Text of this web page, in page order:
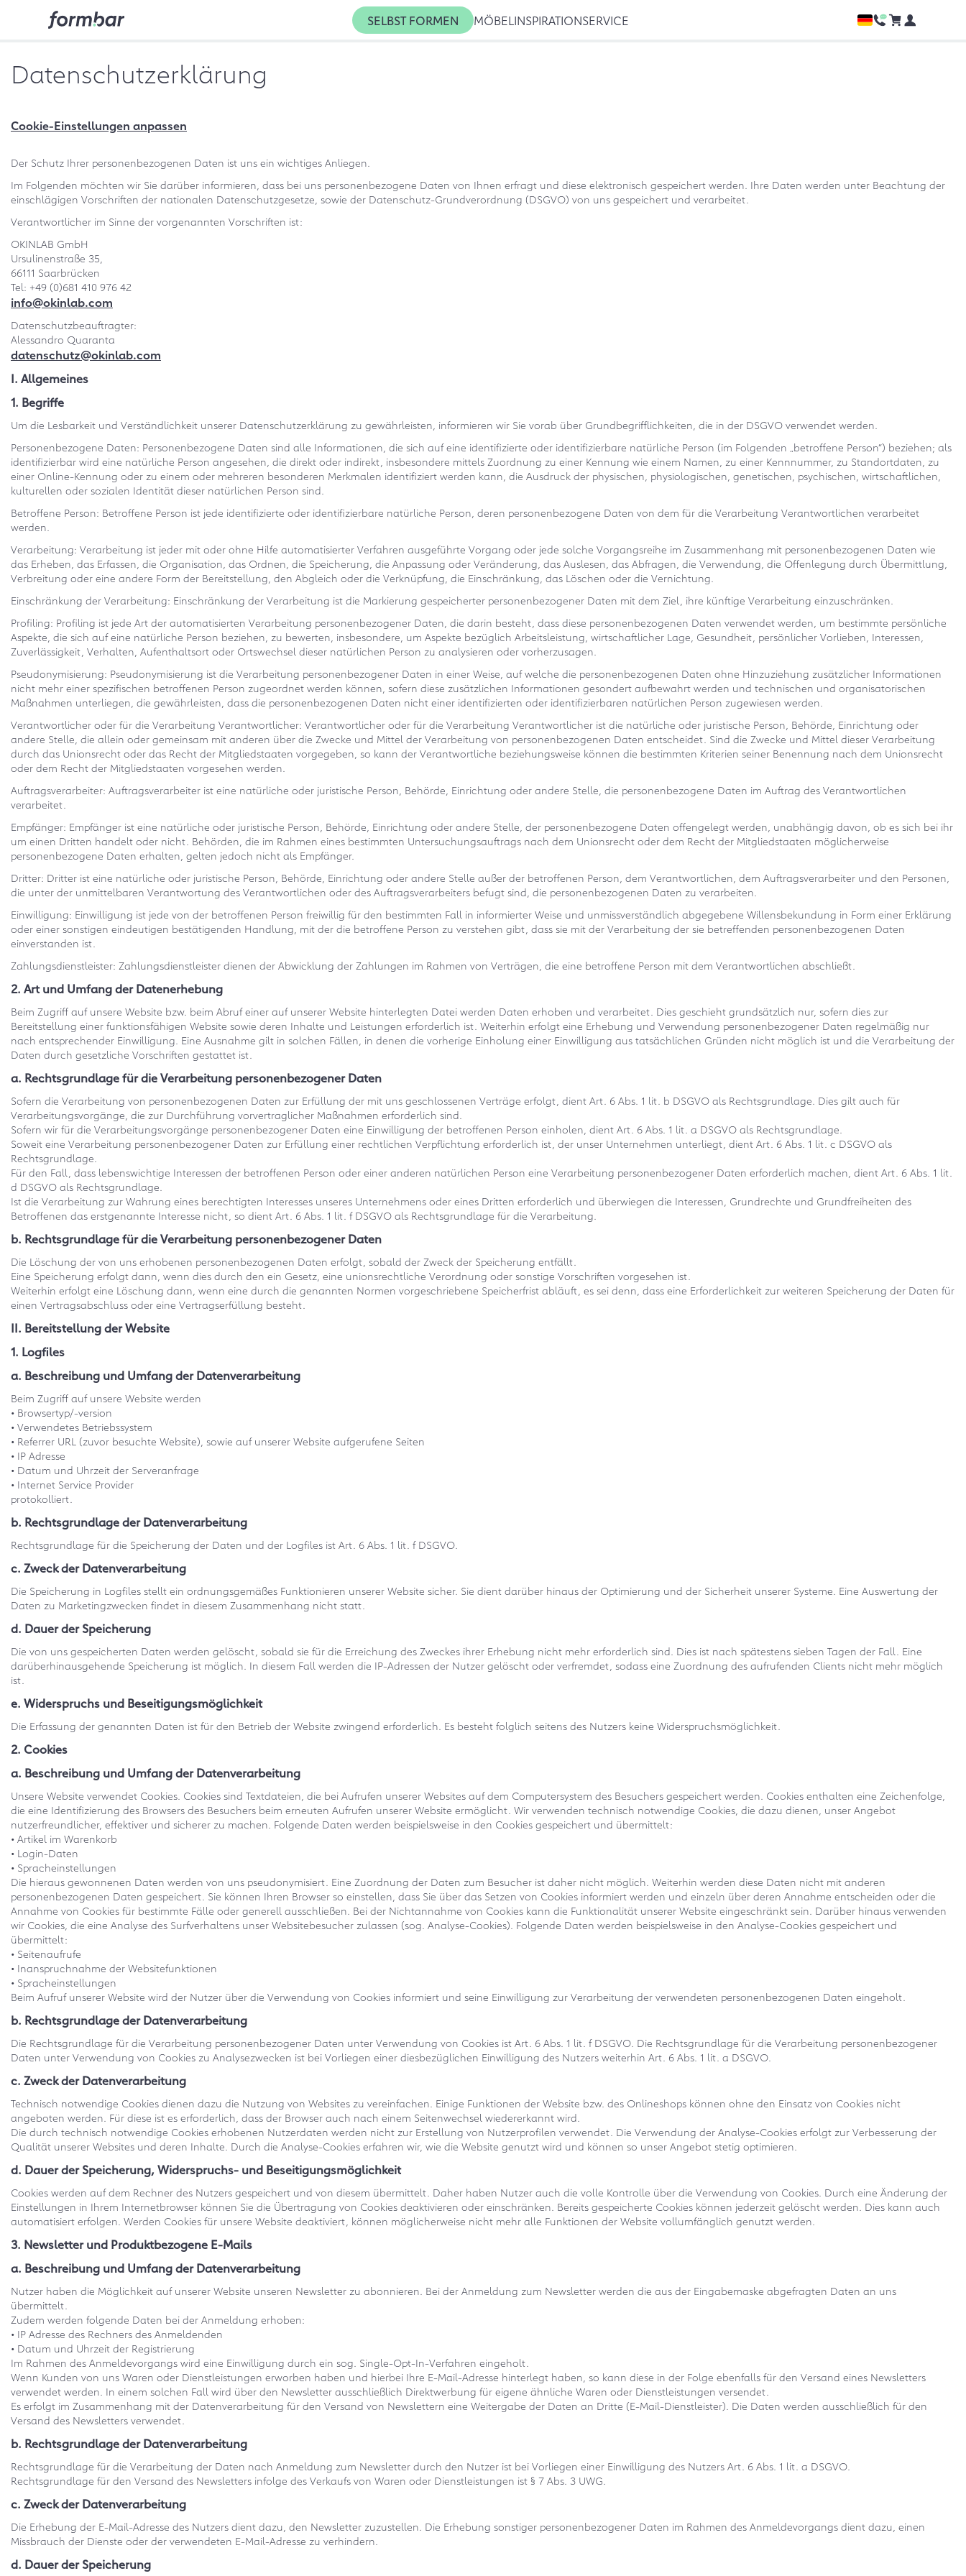
SELBST FORMEN MÖBEL INSPIRATIONSERVICE
Datenschutzerklärung
Cookie-Einstellungen anpassen
Der Schutz Ihrer personenbezogenen Daten ist uns ein wichtiges Anliegen.
Im Folgenden möchten wir Sie darüber informieren, dass bei uns personenbezogene Daten von Ihnen erfragt und diese elektronisch gespeichert werden. Ihre Daten werden unter Beachtung der
einschlägigen Vorschriften der nationalen Datenschutzgesetze, sowie der Datenschutz-Grundverordnung (DSGVO) von uns gespeichert und verarbeitet.
Verantwortlicher im Sinne der vorgenannten Vorschriften ist:
OKINLAB GmbH
Ursulinenstraße 35,
66111 Saarbrücken
Tel: +49 (0)681 410 976 42
info@okinlab.com
Datenschutzbeauftragter:
Alessandro Quaranta
datenschutz@okinlab.com
I. Allgemeines
1. Begriffe
Um die Lesbarkeit und Verständlichkeit unserer Datenschutzerklärung zu gewährleisten, informieren wir Sie vorab über Grundbegrifflichkeiten, die in der DSGVO verwendet werden.
Personenbezogene Daten: Personenbezogene Daten sind alle Informationen, die sich auf eine identifizierte oder identifizierbare natürliche Person (im Folgenden „betroffene Person“) beziehen; als
identifizierbar wird eine natürliche Person angesehen, die direkt oder indirekt, insbesondere mittels Zuordnung zu einer Kennung wie einem Namen, zu einer Kennnummer, zu Standortdaten, zu
einer Online-Kennung oder zu einem oder mehreren besonderen Merkmalen identifiziert werden kann, die Ausdruck der physischen, physiologischen, genetischen, psychischen, wirtschaftlichen,
kulturellen oder sozialen Identität dieser natürlichen Person sind.
Betroffene Person: Betroffene Person ist jede identifizierte oder identifizierbare natürliche Person, deren personenbezogene Daten von dem für die Verarbeitung Verantwortlichen verarbeitet
werden.
Verarbeitung: Verarbeitung ist jeder mit oder ohne Hilfe automatisierter Verfahren ausgeführte Vorgang oder jede solche Vorgangsreihe im Zusammenhang mit personenbezogenen Daten wie
das Erheben, das Erfassen, die Organisation, das Ordnen, die Speicherung, die Anpassung oder Veränderung, das Auslesen, das Abfragen, die Verwendung, die Offenlegung durch Übermittlung,
Verbreitung oder eine andere Form der Bereitstellung, den Abgleich oder die Verknüpfung, die Einschränkung, das Löschen oder die Vernichtung.
Einschränkung der Verarbeitung: Einschränkung der Verarbeitung ist die Markierung gespeicherter personenbezogener Daten mit dem Ziel, ihre künftige Verarbeitung einzuschränken.
Profiling: Profiling ist jede Art der automatisierten Verarbeitung personenbezogener Daten, die darin besteht, dass diese personenbezogenen Daten verwendet werden, um bestimmte persönliche
Aspekte, die sich auf eine natürliche Person beziehen, zu bewerten, insbesondere, um Aspekte bezüglich Arbeitsleistung, wirtschaftlicher Lage, Gesundheit, persönlicher Vorlieben, Interessen,
Zuverlässigkeit, Verhalten, Aufenthaltsort oder Ortswechsel dieser natürlichen Person zu analysieren oder vorherzusagen.
Pseudonymisierung: Pseudonymisierung ist die Verarbeitung personenbezogener Daten in einer Weise, auf welche die personenbezogenen Daten ohne Hinzuziehung zusätzlicher Informationen
nicht mehr einer spezifischen betroffenen Person zugeordnet werden können, sofern diese zusätzlichen Informationen gesondert aufbewahrt werden und technischen und organisatorischen
Maßnahmen unterliegen, die gewährleisten, dass die personenbezogenen Daten nicht einer identifizierten oder identifizierbaren natürlichen Person zugewiesen werden.
Verantwortlicher oder für die Verarbeitung Verantwortlicher: Verantwortlicher oder für die Verarbeitung Verantwortlicher ist die natürliche oder juristische Person, Behörde, Einrichtung oder
andere Stelle, die allein oder gemeinsam mit anderen über die Zwecke und Mittel der Verarbeitung von personenbezogenen Daten entscheidet. Sind die Zwecke und Mittel dieser Verarbeitung
durch das Unionsrecht oder das Recht der Mitgliedstaaten vorgegeben, so kann der Verantwortliche beziehungsweise können die bestimmten Kriterien seiner Benennung nach dem Unionsrecht
oder dem Recht der Mitgliedstaaten vorgesehen werden.
Auftragsverarbeiter: Auftragsverarbeiter ist eine natürliche oder juristische Person, Behörde, Einrichtung oder andere Stelle, die personenbezogene Daten im Auftrag des Verantwortlichen
verarbeitet.
Empfänger: Empfänger ist eine natürliche oder juristische Person, Behörde, Einrichtung oder andere Stelle, der personenbezogene Daten offengelegt werden, unabhängig davon, ob es sich bei ihr
um einen Dritten handelt oder nicht. Behörden, die im Rahmen eines bestimmten Untersuchungsauftrags nach dem Unionsrecht oder dem Recht der Mitgliedstaaten möglicherweise
personenbezogene Daten erhalten, gelten jedoch nicht als Empfänger.
Dritter: Dritter ist eine natürliche oder juristische Person, Behörde, Einrichtung oder andere Stelle außer der betroffenen Person, dem Verantwortlichen, dem Auftragsverarbeiter und den Personen,
die unter der unmittelbaren Verantwortung des Verantwortlichen oder des Auftragsverarbeiters befugt sind, die personenbezogenen Daten zu verarbeiten.
Einwilligung: Einwilligung ist jede von der betroffenen Person freiwillig für den bestimmten Fall in informierter Weise und unmissverständlich abgegebene Willensbekundung in Form einer Erklärung
oder einer sonstigen eindeutigen bestätigenden Handlung, mit der die betroffene Person zu verstehen gibt, dass sie mit der Verarbeitung der sie betreffenden personenbezogenen Daten
einverstanden ist.
Zahlungsdienstleister: Zahlungsdienstleister dienen der Abwicklung der Zahlungen im Rahmen von Verträgen, die eine betroffene Person mit dem Verantwortlichen abschließt.
2. Art und Umfang der Datenerhebung
Beim Zugriff auf unsere Website bzw. beim Abruf einer auf unserer Website hinterlegten Datei werden Daten erhoben und verarbeitet. Dies geschieht grundsätzlich nur, sofern dies zur
Bereitstellung einer funktionsfähigen Website sowie deren Inhalte und Leistungen erforderlich ist. Weiterhin erfolgt eine Erhebung und Verwendung personenbezogener Daten regelmäßig nur
nach entsprechender Einwilligung. Eine Ausnahme gilt in solchen Fällen, in denen die vorherige Einholung einer Einwilligung aus tatsächlichen Gründen nicht möglich ist und die Verarbeitung der
Daten durch gesetzliche Vorschriften gestattet ist.
a. Rechtsgrundlage für die Verarbeitung personenbezogener Daten
Sofern die Verarbeitung von personenbezogenen Daten zur Erfüllung der mit uns geschlossenen Verträge erfolgt, dient Art. 6 Abs. 1 lit. b DSGVO als Rechtsgrundlage. Dies gilt auch für
Verarbeitungsvorgänge, die zur Durchführung vorvertraglicher Maßnahmen erforderlich sind.
Sofern wir für die Verarbeitungsvorgänge personenbezogener Daten eine Einwilligung der betroffenen Person einholen, dient Art. 6 Abs. 1 lit. a DSGVO als Rechtsgrundlage.
Soweit eine Verarbeitung personenbezogener Daten zur Erfüllung einer rechtlichen Verpflichtung erforderlich ist, der unser Unternehmen unterliegt, dient Art. 6 Abs. 1 lit. c DSGVO als
Rechtsgrundlage.
Für den Fall, dass lebenswichtige Interessen der betroffenen Person oder einer anderen natürlichen Person eine Verarbeitung personenbezogener Daten erforderlich machen, dient Art. 6 Abs. 1 lit.
d DSGVO als Rechtsgrundlage.
Ist die Verarbeitung zur Wahrung eines berechtigten Interesses unseres Unternehmens oder eines Dritten erforderlich und überwiegen die Interessen, Grundrechte und Grundfreiheiten des
Betroffenen das erstgenannte Interesse nicht, so dient Art. 6 Abs. 1 lit. f DSGVO als Rechtsgrundlage für die Verarbeitung.
b. Rechtsgrundlage für die Verarbeitung personenbezogener Daten
Die Löschung der von uns erhobenen personenbezogenen Daten erfolgt, sobald der Zweck der Speicherung entfällt.
Eine Speicherung erfolgt dann, wenn dies durch den ein Gesetz, eine unionsrechtliche Verordnung oder sonstige Vorschriften vorgesehen ist.
Weiterhin erfolgt eine Löschung dann, wenn eine durch die genannten Normen vorgeschriebene Speicherfrist abläuft, es sei denn, dass eine Erforderlichkeit zur weiteren Speicherung der Daten für
einen Vertragsabschluss oder eine Vertragserfüllung besteht.
II. Bereitstellung der Website
1. Logfiles
a. Beschreibung und Umfang der Datenverarbeitung
Beim Zugriff auf unsere Website werden
• Browsertyp/-version
• Verwendetes Betriebssystem
• Referrer URL (zuvor besuchte Website), sowie auf unserer Website aufgerufene Seiten
• IP Adresse
• Datum und Uhrzeit der Serveranfrage
• Internet Service Provider
protokolliert.
b. Rechtsgrundlage der Datenverarbeitung
Rechtsgrundlage für die Speicherung der Daten und der Logfiles ist Art. 6 Abs. 1 lit. f DSGVO.
c. Zweck der Datenverarbeitung
Die Speicherung in Logfiles stellt ein ordnungsgemäßes Funktionieren unserer Website sicher. Sie dient darüber hinaus der Optimierung und der Sicherheit unserer Systeme. Eine Auswertung der
Daten zu Marketingzwecken findet in diesem Zusammenhang nicht statt.
d. Dauer der Speicherung
Die von uns gespeicherten Daten werden gelöscht, sobald sie für die Erreichung des Zweckes ihrer Erhebung nicht mehr erforderlich sind. Dies ist nach spätestens sieben Tagen der Fall. Eine
darüberhinausgehende Speicherung ist möglich. In diesem Fall werden die IP-Adressen der Nutzer gelöscht oder verfremdet, sodass eine Zuordnung des aufrufenden Clients nicht mehr möglich
ist.
e. Widerspruchs und Beseitigungsmöglichkeit
Die Erfassung der genannten Daten ist für den Betrieb der Website zwingend erforderlich. Es besteht folglich seitens des Nutzers keine Widerspruchsmöglichkeit.
2. Cookies
a. Beschreibung und Umfang der Datenverarbeitung
Unsere Website verwendet Cookies. Cookies sind Textdateien, die bei Aufrufen unserer Websites auf dem Computersystem des Besuchers gespeichert werden. Cookies enthalten eine Zeichenfolge,
die eine Identifizierung des Browsers des Besuchers beim erneuten Aufrufen unserer Website ermöglicht. Wir verwenden technisch notwendige Cookies, die dazu dienen, unser Angebot
nutzerfreundlicher, effektiver und sicherer zu machen. Folgende Daten werden beispielsweise in den Cookies gespeichert und übermittelt:
• Artikel im Warenkorb
• Login-Daten
• Spracheinstellungen
Die hieraus gewonnenen Daten werden von uns pseudonymisiert. Eine Zuordnung der Daten zum Besucher ist daher nicht möglich. Weiterhin werden diese Daten nicht mit anderen
personenbezogenen Daten gespeichert. Sie können Ihren Browser so einstellen, dass Sie über das Setzen von Cookies informiert werden und einzeln über deren Annahme entscheiden oder die
Annahme von Cookies für bestimmte Fälle oder generell ausschließen. Bei der Nichtannahme von Cookies kann die Funktionalität unserer Website eingeschränkt sein. Darüber hinaus verwenden
wir Cookies, die eine Analyse des Surfverhaltens unser Websitebesucher zulassen (sog. Analyse-Cookies). Folgende Daten werden beispielsweise in den Analyse-Cookies gespeichert und
übermittelt:
• Seitenaufrufe
• Inanspruchnahme der Websitefunktionen
• Spracheinstellungen
Beim Aufruf unserer Website wird der Nutzer über die Verwendung von Cookies informiert und seine Einwilligung zur Verarbeitung der verwendeten personenbezogenen Daten eingeholt.
b. Rechtsgrundlage der Datenverarbeitung
Die Rechtsgrundlage für die Verarbeitung personenbezogener Daten unter Verwendung von Cookies ist Art. 6 Abs. 1 lit. f DSGVO. Die Rechtsgrundlage für die Verarbeitung personenbezogener
Daten unter Verwendung von Cookies zu Analysezwecken ist bei Vorliegen einer diesbezüglichen Einwilligung des Nutzers weiterhin Art. 6 Abs. 1 lit. a DSGVO.
c. Zweck der Datenverarbeitung
Technisch notwendige Cookies dienen dazu die Nutzung von Websites zu vereinfachen. Einige Funktionen der Website bzw. des Onlineshops können ohne den Einsatz von Cookies nicht
angeboten werden. Für diese ist es erforderlich, dass der Browser auch nach einem Seitenwechsel wiedererkannt wird.
Die durch technisch notwendige Cookies erhobenen Nutzerdaten werden nicht zur Erstellung von Nutzerprofilen verwendet. Die Verwendung der Analyse-Cookies erfolgt zur Verbesserung der
Qualität unserer Websites und deren Inhalte. Durch die Analyse-Cookies erfahren wir, wie die Website genutzt wird und können so unser Angebot stetig optimieren.
d. Dauer der Speicherung, Widerspruchs- und Beseitigungsmöglichkeit
Cookies werden auf dem Rechner des Nutzers gespeichert und von diesem übermittelt. Daher haben Nutzer auch die volle Kontrolle über die Verwendung von Cookies. Durch eine Änderung der
Einstellungen in Ihrem Internetbrowser können Sie die Übertragung von Cookies deaktivieren oder einschränken. Bereits gespeicherte Cookies können jederzeit gelöscht werden. Dies kann auch
automatisiert erfolgen. Werden Cookies für unsere Website deaktiviert, können möglicherweise nicht mehr alle Funktionen der Website vollumfänglich genutzt werden.
3. Newsletter und Produktbezogene E-Mails
a. Beschreibung und Umfang der Datenverarbeitung
Nutzer haben die Möglichkeit auf unserer Website unseren Newsletter zu abonnieren. Bei der Anmeldung zum Newsletter werden die aus der Eingabemaske abgefragten Daten an uns
übermittelt.
Zudem werden folgende Daten bei der Anmeldung erhoben:
• IP Adresse des Rechners des Anmeldenden
• Datum und Uhrzeit der Registrierung
Im Rahmen des Anmeldevorgangs wird eine Einwilligung durch ein sog. Single-Opt-In-Verfahren eingeholt.
Wenn Kunden von uns Waren oder Dienstleistungen erworben haben und hierbei Ihre E-Mail-Adresse hinterlegt haben, so kann diese in der Folge ebenfalls für den Versand eines Newsletters
verwendet werden. In einem solchen Fall wird über den Newsletter ausschließlich Direktwerbung für eigene ähnliche Waren oder Dienstleistungen versendet.
Es erfolgt im Zusammenhang mit der Datenverarbeitung für den Versand von Newslettern eine Weitergabe der Daten an Dritte (E-Mail-Dienstleister). Die Daten werden ausschließlich für den
Versand des Newsletters verwendet.
b. Rechtsgrundlage der Datenverarbeitung
Rechtsgrundlage für die Verarbeitung der Daten nach Anmeldung zum Newsletter durch den Nutzer ist bei Vorliegen einer Einwilligung des Nutzers Art. 6 Abs. 1 lit. a DSGVO.
Rechtsgrundlage für den Versand des Newsletters infolge des Verkaufs von Waren oder Dienstleistungen ist § 7 Abs. 3 UWG.
c. Zweck der Datenverarbeitung
Die Erhebung der E-Mail-Adresse des Nutzers dient dazu, den Newsletter zuzustellen. Die Erhebung sonstiger personenbezogener Daten im Rahmen des Anmeldevorgangs dient dazu, einen
Missbrauch der Dienste oder der verwendeten E-Mail-Adresse zu verhindern.
d. Dauer der Speicherung